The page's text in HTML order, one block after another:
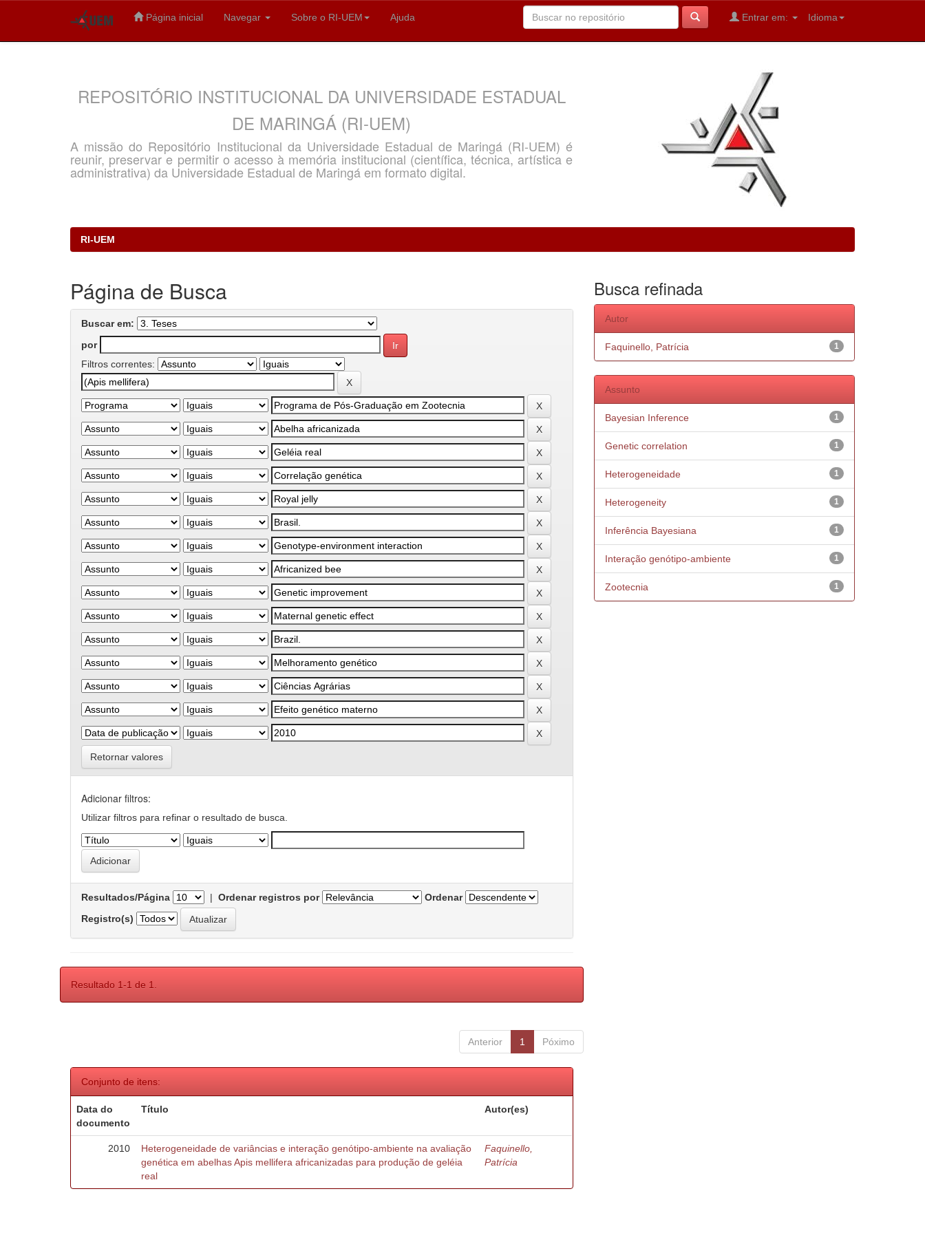
Página inicial Navegar Sobre o RI-UEM Ajuda Idioma
Entrar em:
REPOSITÓRIO INSTITUCIONAL DA UNIVERSIDADE ESTADUAL
DE MARINGÁ (RI-UEM)
A missão do Repositório Institucional da Universidade Estadual de Maringá (RI-UEM) é
reunir, preservar e permitir o acesso à memória institucional (científica, técnica, artística e
administrativa) da Universidade Estadual de Maringá em formato digital.
RI-UEM
Página de Busca
Buscar em:
por
Filtros correntes:
Retornar valores
Adicionar filtros:
Utilizar filtros para refinar o resultado de busca.
Resultados/Página | Ordenar registros por
Ordenar
Registro(s)
Resultado 1-1 de 1.
Anterior 1 Póximo
Conjunto de itens:
Data do
documento
Título Autor(es)
2010
Heterogeneidade de variâncias e interação genótipo-ambiente na avaliação
genética em abelhas Apis mellifera africanizadas para produção de geléia
real
Faquinello,
Patrícia
Busca refinada
Autor
1
Faquinello, Patrícia
Assunto
1
Bayesian Inference
1
Genetic correlation
1
Heterogeneidade
1
Heterogeneity
1
Inferência Bayesiana
1
Interação genótipo-ambiente
1
Zootecnia